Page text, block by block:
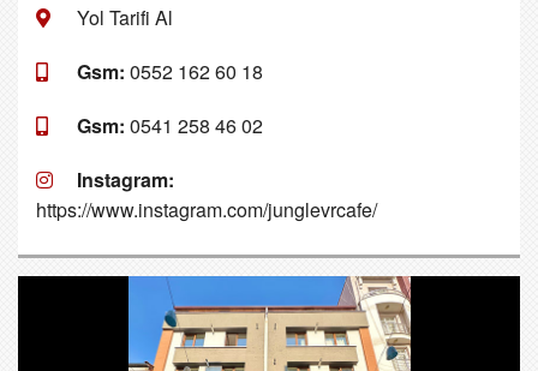
Yol Tarifi Al
Gsm: 0552 162 60 18
Gsm: 0541 258 46 02
Instagram:
https://www.instagram.com/junglevrcafe/